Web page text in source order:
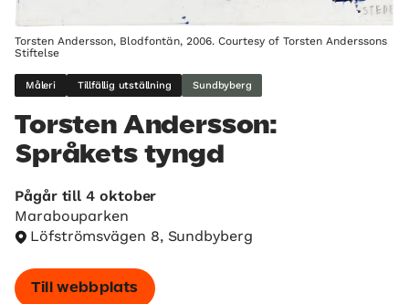
Torsten Andersson, Blodfontän, 2006. Courtesy of Torsten Anderssons
Stiftelse
Måleri Tillfällig utställning Sundbyberg
Torsten Andersson:
Språkets tyngd
Pågår till 4 oktober
Marabouparken
Löfströmsvägen 8, Sundbyberg
Till webbplats